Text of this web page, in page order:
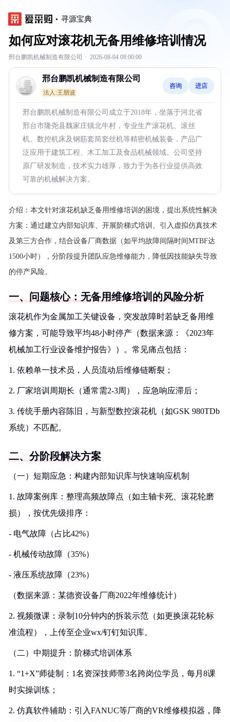
寻源宝典
如何应对滚花机无备用维修培训情况
邢台鹏凯机械制造有限公司 · 2026-08-04 08:00:00
邢台鹏凯机械制造有限公司
法人:王朋波
咨询 进店
邢台鹏凯机械制造有限公司成立于2018年，坐落于河北省
邢台市隆尧县魏家庄镇北牛村，专业生产滚花机、滚丝
机、数控机床及钢筋套筒套丝机等精密机械装备，产品广
泛应用于建筑工程、木工加工及食品机械领域。公司坚持
原厂研发制造，技术实力雄厚，致力于为各行业提供高效
可靠的机械解决方案。
介绍： 本文针对滚花机缺乏备用维修培训的困境，提出系统性解决
方案：通过建立内部知识库、开展阶梯式培训、引入虚拟仿真技术
及第三方合作，结合设备厂商数据（如平均故障间隔时间MTBF达
1500小时），分阶段提升团队应急维修能力，降低因技能缺失导致
的停产风险。
一、问题核心：无备用维修培训的风险分析
滚花机作为金属加工关键设备，突发故障时若缺乏备用维
修方案，可能导致平均48小时停产（数据来源：《2023年
机械加工行业设备维护报告》）。常见痛点包括：
1. 依赖单一技术员，人员流动后维修链断裂；
2. 厂家培训周期长（通常需2-3周），应急响应滞后；
3. 传统手册内容陈旧，与新型数控滚花机（如GSK 980TDb
系统）不匹配。
二、分阶段解决方案
（一）短期应急：构建内部知识库与快速响应机制
1. 故障案例库：整理高频故障点（如主轴卡死、滚花轮磨
损），按优先级排序：
- 电气故障（占比42%）
- 机械传动故障（35%）
- 液压系统故障（23%）
（数据来源：某德资设备厂商2022年维修统计）
2. 视频微课：录制10分钟内的拆装示范（如更换滚花轮标
准流程），上传至企业wx/钉钉知识库。
（二）中期提升：阶梯式培训体系
1. “1+X”师徒制：1名资深技师带3名跨岗位学员，每月8课
时实操训练；
2. 仿真软件辅助：引入FANUC等厂商的VR维修模拟器，降